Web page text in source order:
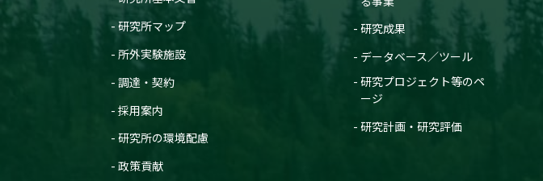
研究所マップ
所外実験施設
調達・契約
採用案内
研究所の環境配慮
政策貢献
研究成果
データベース／ツール
研究プロジェクト等のペ
ージ
研究計画・研究評価